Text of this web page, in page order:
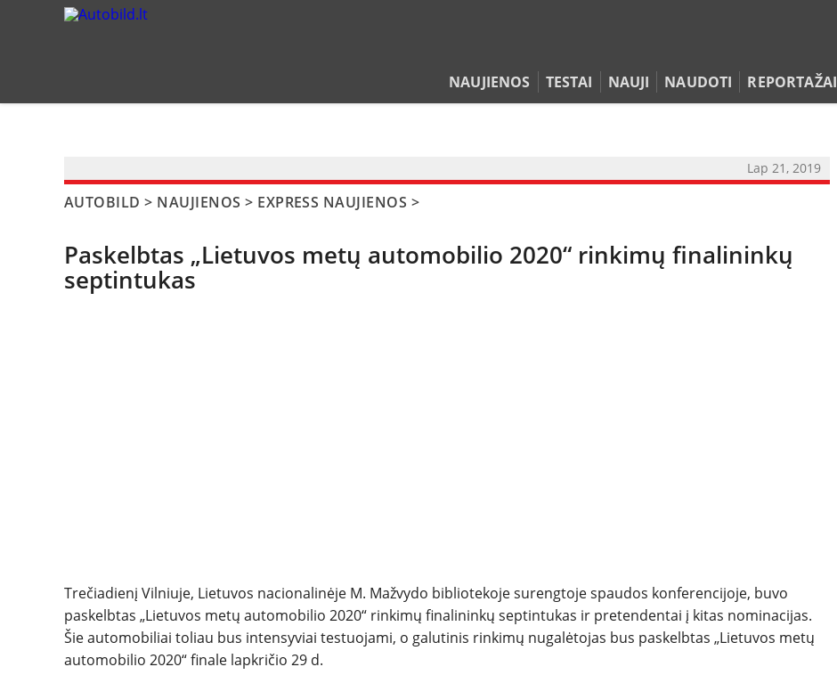
NAUJIENOS TESTAI NAUJI NAUDOTI REPORTAŽAI
SPORTAS
PATARIMAI
Lap 21, 2019
AUTOBILD > NAUJIENOS > EXPRESS NAUJIENOS >
Paskelbtas „Lietuvos metų automobilio 2020“ rinkimų finalininkų
septintukas
Trečiadienį Vilniuje, Lietuvos nacionalinėje M. Mažvydo bibliotekoje surengtoje spaudos konferencijoje, buvo
paskelbtas „Lietuvos metų automobilio 2020“ rinkimų finalininkų septintukas ir pretendentai į kitas nominacijas.
Šie automobiliai toliau bus intensyviai testuojami, o galutinis rinkimų nugalėtojas bus paskelbtas „Lietuvos metų
automobilio 2020“ finale lapkričio 29 d.